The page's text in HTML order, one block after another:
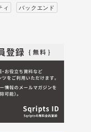
ィ バックエンド